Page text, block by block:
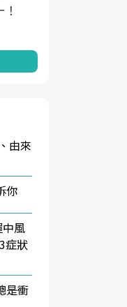
由來
你
風
症狀
是衝